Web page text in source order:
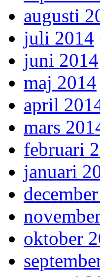
augusti
juli 2014
juni 2014
maj 2014
april
mars
februari
januari
oktober